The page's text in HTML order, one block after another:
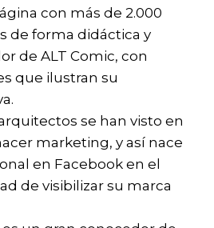
con más de 2.000
de forma didáctica y
de ALT Comic, con
que ilustran su
se han visto en
marketing, y así nace
en Facebook en el
de visibilizar su marca